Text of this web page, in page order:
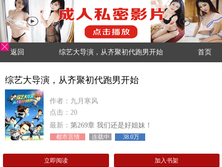
返回 综艺大导演，从齐聚初代跑男开始 首页
综艺大导演，从齐聚初代跑男开始
作者：九月寒风
点击：20
最新： 第269章 我们还是好姐妹！
都市言情 连载中 38.0万
立即阅读 加入书架